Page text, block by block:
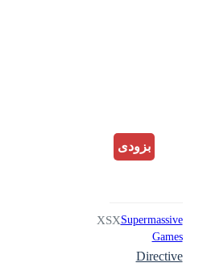
بزودی
Supermassive
Games
XSX
Directive